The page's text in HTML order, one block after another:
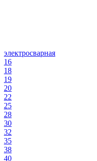
электросварная
16
18
19
20
22
25
28
30
32
35
38
40